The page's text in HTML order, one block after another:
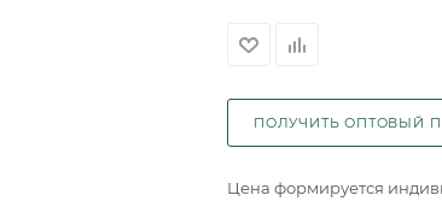
ПОЛУЧИТЬ ОПТОВЫЙ
Цена формируется